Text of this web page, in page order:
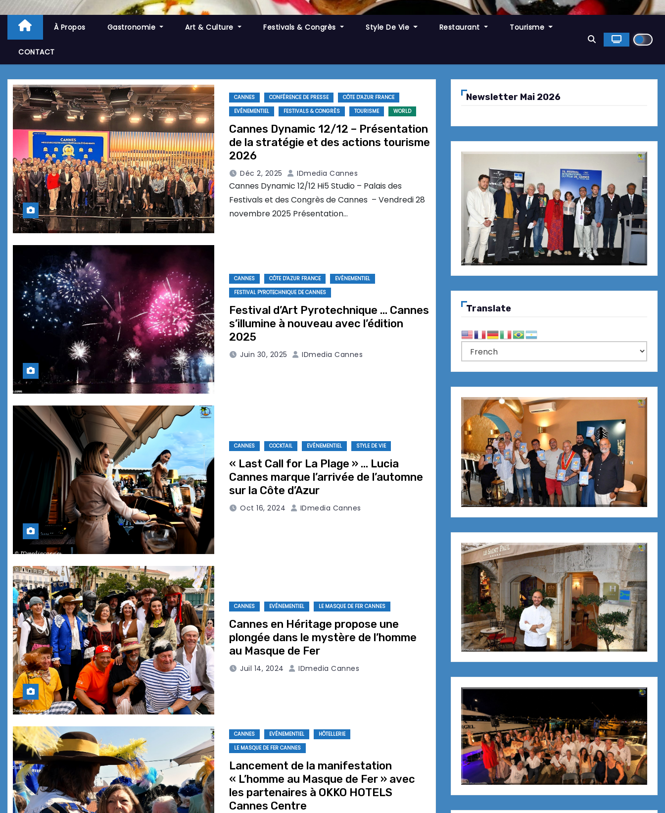
À Propos Gastronomie Art & Culture Festivals & Congrès Style De Vie Restaurant Tourisme
CONTACT
CANNES CONFÉRENCE DE PRESSE
CÔTE D'AZUR FRANCE
EVÉNEMENTIEL
FESTIVALS & CONGRÈS TOURISME WORLD
Cannes Dynamic 12/12 – Présentation
de la stratégie et des actions tourisme
2026
Déc 2, 2025 IDmedia Cannes
Cannes Dynamic 12/12 Hi5 Studio – Palais des
Festivals et des Congrès de Cannes – Vendredi 28
novembre 2025 Présentation…
CANNES CÔTE D'AZUR FRANCE
EVÉNEMENTIEL
FESTIVAL PYROTECHNIQUE DE CANNES
Festival d’Art Pyrotechnique … Cannes
s’illumine à nouveau avec l’édition
2025
Juin 30, 2025 IDmedia Cannes
CANNES COCKTAIL EVÉNEMENTIEL STYLE DE VIE
« Last Call for La Plage » … Lucia
Cannes marque l’arrivée de l’automne
sur la Côte d’Azur
Oct 16, 2024 IDmedia Cannes
CANNES EVÉNEMENTIEL LE MASQUE DE FER CANNES
Cannes en Héritage propose une
plongée dans le mystère de l’homme
au Masque de Fer
Juil 14, 2024 IDmedia Cannes
CANNES EVÉNEMENTIEL
HÔTELLERIE
LE MASQUE DE FER CANNES
Lancement de la manifestation
« L’homme au Masque de Fer » avec
les partenaires à OKKO HOTELS
Cannes Centre
Newsletter Mai 2026
Translate